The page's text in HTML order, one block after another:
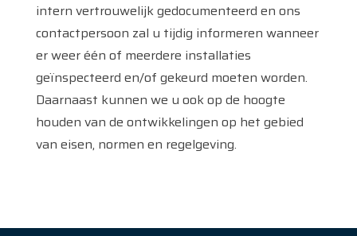
Home
Diensten
Producten
Referenties
intern vertrouwelijk gedocumenteerd en ons
contactpersoon zal u tijdig informeren wanneer
er weer één of meerdere installaties
geïnspecteerd en/of gekeurd moeten worden.
Daarnaast kunnen we u ook op de hoogte
houden van de ontwikkelingen op het gebied
van eisen, normen en regelgeving.